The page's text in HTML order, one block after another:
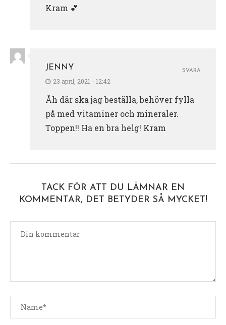
Kram 💕
JENNY
23 april, 2021 - 12:42
Åh där ska jag beställa, behöver fylla
på med vitaminer och mineraler.
Toppen!! Ha en bra helg! Kram
SVARA
TACK FÖR ATT DU LÄMNAR EN
KOMMENTAR, DET BETYDER SÅ MYCKET!